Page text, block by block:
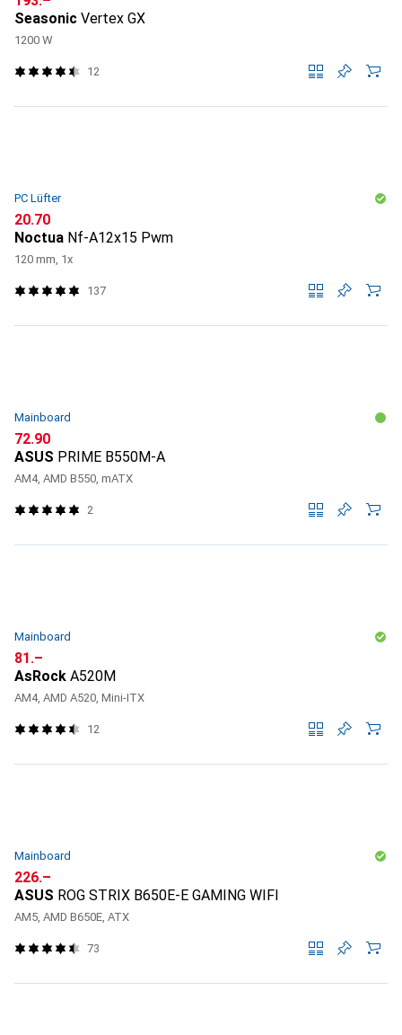
Seasonic Vertex GX
1200 W
12
PC Lüfter
CHF
20.70
Noctua Nf-A12x15 Pwm
120 mm, 1x
137
Mainboard
CHF
72.90
ASUS PRIME B550M-A
AM4, AMD B550, mATX
2
Mainboard
CHF
81.–
AsRock A520M
AM4, AMD A520, Mini-ITX
12
Mainboard
CHF
226.–
ASUS ROG STRIX B650E-E GAMING WIFI
AM5, AMD B650E, ATX
73